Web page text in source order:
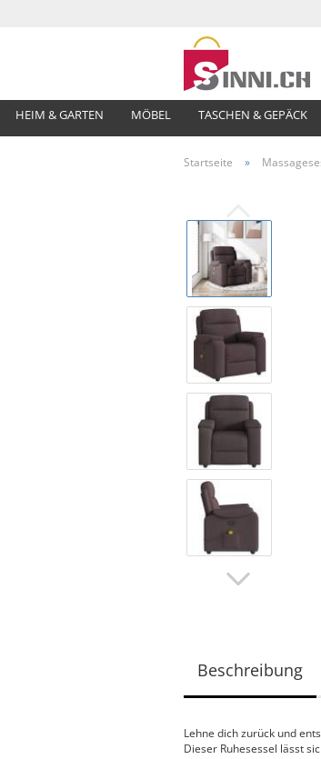
HEIM & GARTEN MÖBEL TASCHEN & GEPÄCK
Startseite »
Beschreibung
Lehne dich zurück und
Dieser Ruhesessel lässt